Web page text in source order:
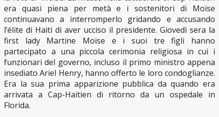
era quasi piena per metà e i sostenitori di Moïse
continuavano a interromperlo gridando e accusando
l’élite di Haiti di aver ucciso il presidente. Giovedì sera la
first lady Martine Moïse e i suoi tre figli hanno
partecipato a una piccola cerimonia religiosa in cui i
funzionari del governo, incluso il primo ministro appena
insediato Ariel Henry, hanno offerto le loro condoglianze.
Era la sua prima apparizione pubblica da quando era
arrivata a Cap-Haitien di ritorno da un ospedale in
Florida.